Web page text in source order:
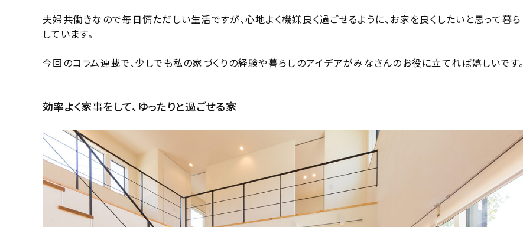
夫婦共働きなので毎日慌ただしい生活ですが、心地よく機嫌良く過ごせるように、お家を良くしたいと思って暮ら
しています。
今回のコラム連載で、少しでも私の家づくりの経験や暮らしのアイデアがみなさんのお役に立てれば嬉しいです。
効率よく家事をして、ゆったりと過ごせる家